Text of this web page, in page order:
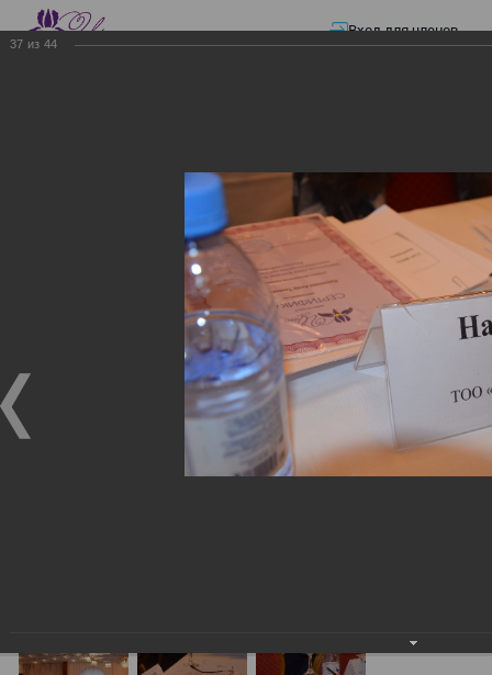
Вход для членов
Презентации
ЭЛЕКТРОННЫЕ СЧЕТА-ФАКТУРЫ.
ЭЛЕКТРОННЫЕ СЧЕТА-
ФАКТУРЫ. ВИРТУАЛЬНЫЙ
ЭЛЕКТРОННЫЕ СЧЕТА-ФАКТУРЫ. ВИРТУАЛЬНЫЙ
СКЛАД.
Семинар с КГД и разработчиками
37 из 44